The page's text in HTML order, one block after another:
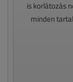
is korlátozás
minden